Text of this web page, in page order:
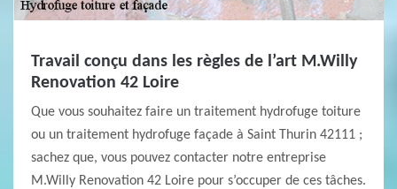
Travail conçu dans les règles de l’art M.Willy
Renovation 42 Loire
Que vous souhaitez faire un traitement hydrofuge toiture
ou un traitement hydrofuge façade à Saint Thurin 42111 ;
sachez que, vous pouvez contacter notre entreprise
M.Willy Renovation 42 Loire pour s’occuper de ces tâches.